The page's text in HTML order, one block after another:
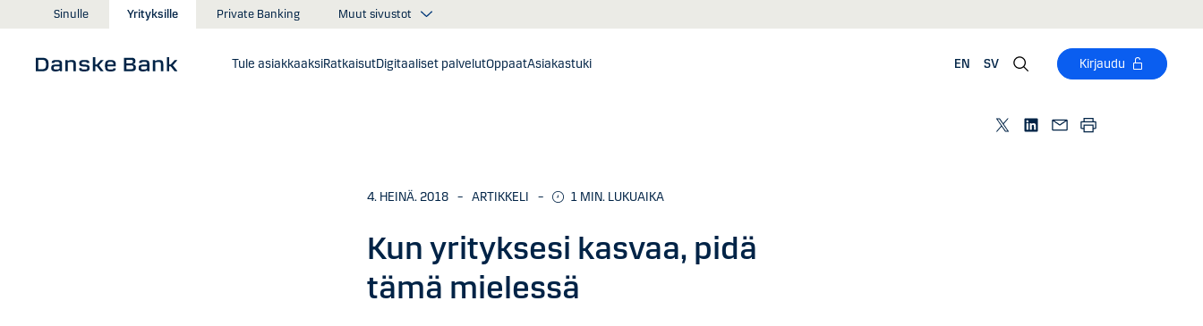
Siirry sisältöön
Sinulle Yrityksille Private Banking Muut sivustot
Tule asiakkaaksiRatkaisutDigitaaliset palvelutOppaatAsiakastuki EN SV Kirjaudu
4. HEINÄ. 2018 – ARTIKKELI – 1 MIN. LUKUAIKA
Kun yrityksesi kasvaa, pidä
tämä mielessä